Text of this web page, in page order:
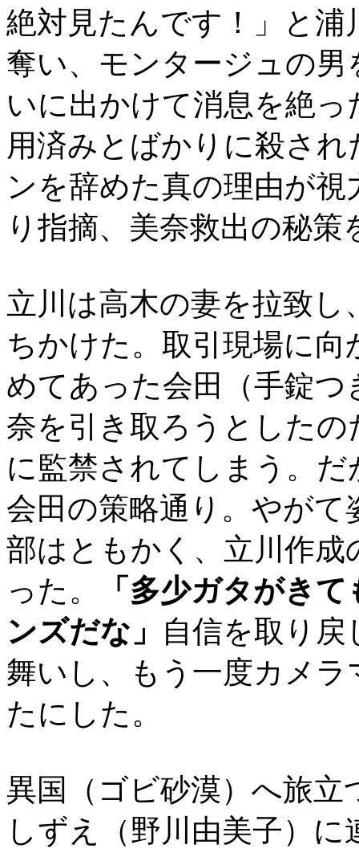
絶対見たんです！」と
奪い、モンタージュの
いに出かけて消息を絶
用済みとばかりに殺さ
ンを辞めた真の理由が
り指摘、美奈救出の秘策
立川は高木の妻を拉致
ちかけた。取引現場に
めてあった会田（手錠つ
奈を引き取ろうとした
に監禁されてしまう。
会田の策略通り。やがて
部はともかく、立川作
った。
「多少ガタがき
ンズだな」
自信を取り戻
舞いし、もう一度カメ
たにした。
異国（ゴビ砂漠）へ旅立
しずえ（野川由美子）